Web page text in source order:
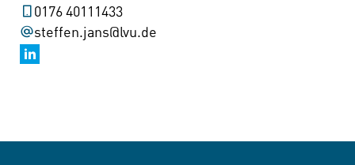
0176 40111433
steffen.jans@lvu.de